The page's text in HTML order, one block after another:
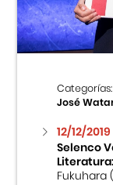
Categorías:
José
12/12/2019
Selenco
Literatura:
Fukuhara